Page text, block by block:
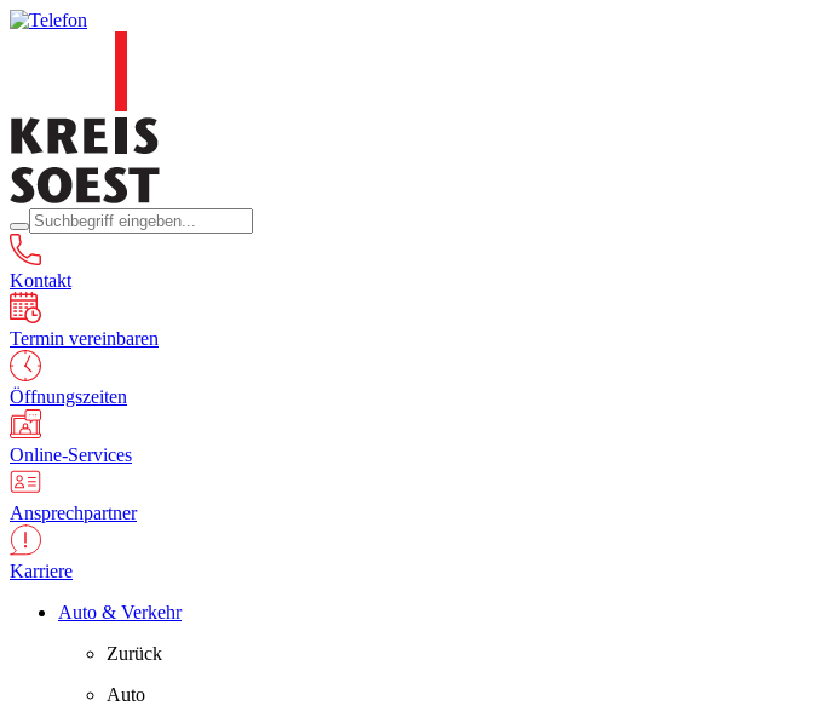
Kontakt
Termin vereinbaren
Öffnungszeiten
Online-Services
Ansprechpartner
Karriere
Auto & Verkehr
Zurück
Auto